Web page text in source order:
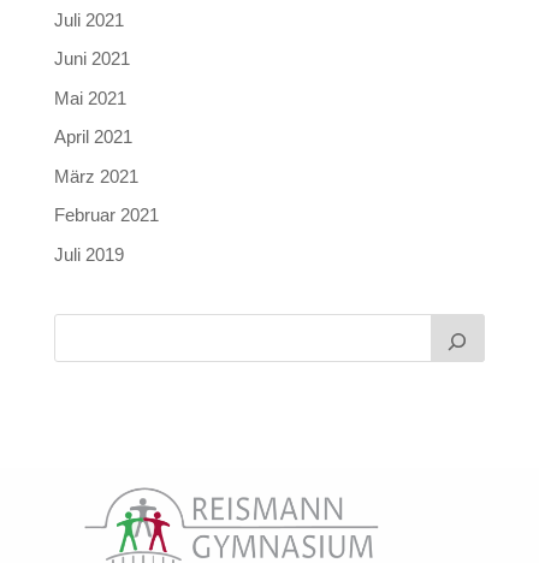
Juli 2021
Juni 2021
Mai 2021
April 2021
März 2021
Februar 2021
Juli 2019